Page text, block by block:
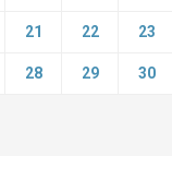
21 22 23
28 29 30